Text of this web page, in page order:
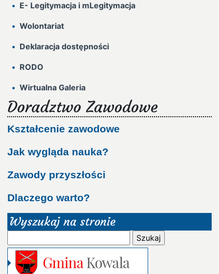
E- Legitymacja i mLegitymacja
Wolontariat
Deklaracja dostępności
RODO
Wirtualna Galeria
Doradztwo Zawodowe
Kształcenie zawodowe
Jak wygląda nauka?
Zawody przyszłości
Dlaczego warto?
Wyszukaj na stronie